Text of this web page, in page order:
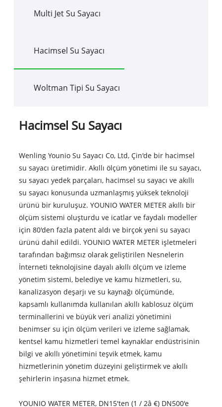
Multi Jet Su Sayacı
Hacimsel Su Sayacı
Woltman Tipi Su Sayacı
Hacimsel Su Sayacı
Wenling Younio Su Sayacı Co, Ltd, Çin'de bir hacimsel
su sayacı üretimidir. Akıllı ölçüm yönetimi ile su sayacı,
su sayacı yedek parçaları, hacimsel su sayacı ve akıllı
su sayacı konusunda uzmanlaşmış yüksek teknoloji
ürünü bir kuruluşuz. YOUNIO WATER METER akıllı bir
ölçüm sistemi oluşturdu ve icatlar ve faydalı modeller
için 80'den fazla patent aldı ve birçok yeni su sayacı
ürünü dahil edildi. YOUNIO WATER METER işletmeleri
tarafından bağımsız olarak geliştirilen Nesnelerin
İnterneti teknolojisine dayalı akıllı ölçüm ve izleme
yönetim sistemi, belediye ve kamu hizmetleri, su,
kanalizasyon deşarjı ve su kaynağı ölçümünde,
kapsamlı kullanımda kullanılan akıllı kablosuz ölçüm
terminallerini ve büyük veri analizi yönetimini
benimser su için ölçüm verileri ve izleme sağlamak,
kentsel kamu hizmetleri temel kaynaklar endüstrisinin
bilgi ve akıllı yönetimini teşvik etmek, kamu
hizmetlerinin yönetim düzeyini geliştirmek ve akıllı
şehirlerin inşasına hizmet etmek.
YOUNIO WATER METER, DN15'ten (1 / 2â €) DN500'e